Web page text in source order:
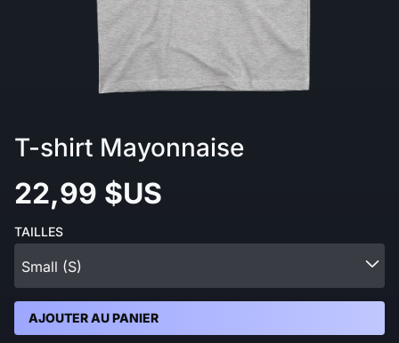
T-shirt Mayonnaise
22,99 $US
TAILLES
Small (S)
AJOUTER AU PANIER